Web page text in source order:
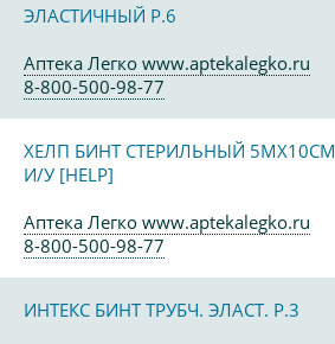
ЭЛАСТИЧНЫЙ Р.6
Аптека Легко www.aptekalegko.ru
8-800-500-98-77
ХЕЛП БИНТ СТЕРИЛЬНЫЙ 5МХ10СМ
И/У [HELP]
Аптека Легко www.aptekalegko.ru
8-800-500-98-77
ИНТЕКС БИНТ ТРУБЧ. ЭЛАСТ. Р.3